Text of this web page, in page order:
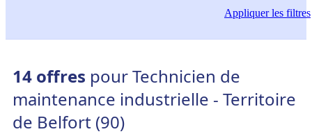
Appliquerles filtres
14 offres pour Technicien de
maintenance industrielle - Territoire
de Belfort (90)